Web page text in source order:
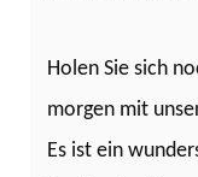
Holen Sie sich
morgen mit
Es ist ein